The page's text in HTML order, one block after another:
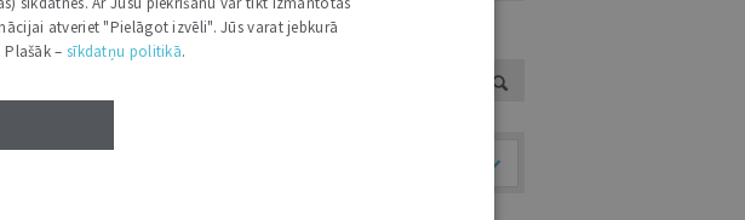
atveriet "Pielāgot izvēli". Jūs varat jebkurā
– sīkdatņu politikā.